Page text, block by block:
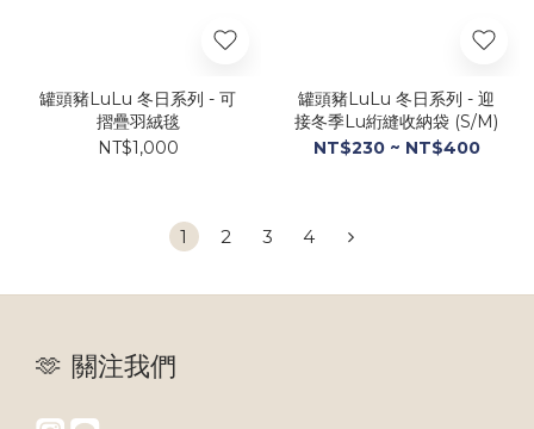
罐頭豬LuLu 冬日系列 - 可
摺疊羽絨毯
NT$1,000
罐頭豬LuLu 冬日系列 - 迎
接冬季Lu絎縫收納袋 (S/M)
NT$230 ~ NT$400
1 2 3 4
🫶 關注我們